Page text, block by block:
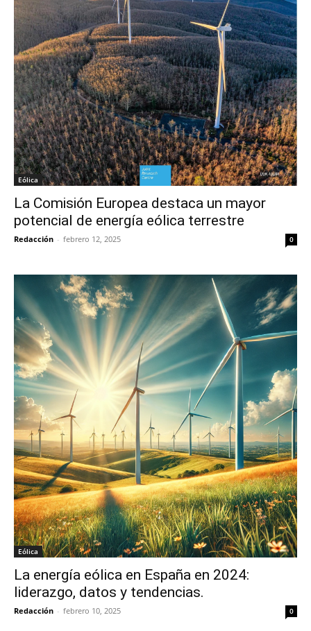
Eólica
La Comisión Europea destaca un mayor
potencial de energía eólica terrestre
Redacción - febrero 12, 2025 0
Eólica
La energía eólica en España en 2024:
liderazgo, datos y tendencias.
Redacción - febrero 10, 2025 0